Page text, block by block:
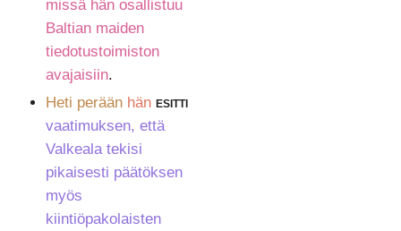
missä hän osallistuu
Baltian maiden
tiedotustoimiston
avajaisiin.
Heti perään hän esitti
vaatimuksen, että
Valkeala tekisi
pikaisesti päätöksen
myös
kiintiöpakolaisten